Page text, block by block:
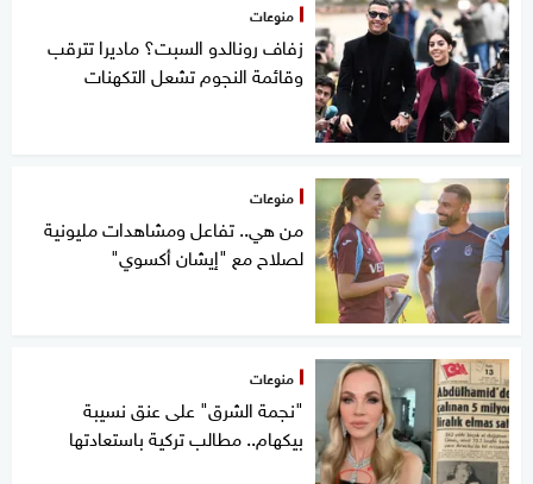
منوعات
زفاف رونالدو السبت؟ ماديرا تترقب
وقائمة النجوم تشعل التكهنات
منوعات
من هي.. تفاعل ومشاهدات مليونية
لصلاح مع "إيشان أكسوي"
منوعات
"نجمة الشرق" على عنق نسيبة
بيكهام.. مطالب تركية باستعادتها